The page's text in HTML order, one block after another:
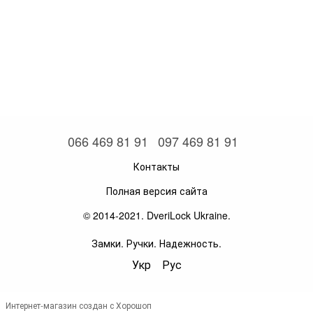
066 469 81 91 097 469 81 91
Контакты
Полная версия сайта
© 2014-2021. DveriLock Ukraine.
Замки. Ручки. Надежность.
Укр Рус
Интернет-магазин создан с Хорошоп